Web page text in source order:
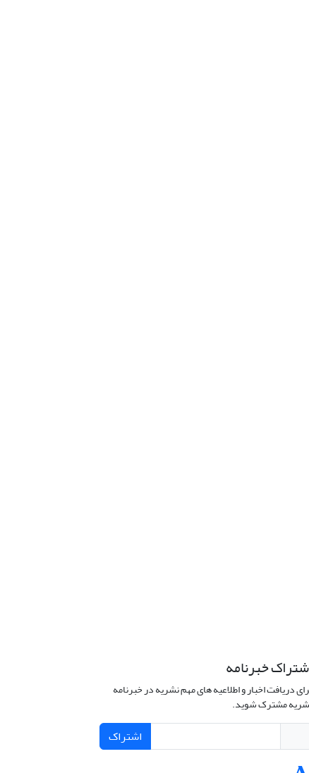
خبرنامه
دریافت اخبار و اطلاعیه های مهم نشریه در خبرنامه
مشترک شوید.
اشتراک